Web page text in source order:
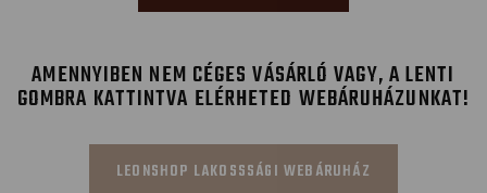
AMENNYIBEN NEM CÉGES VÁSÁRLÓ VAGY, A LENTI
GOMBRA KATTINTVA ELÉRHETED WEBÁRUHÁZUNKAT!
LEONSHOP LAKOSSSÁGI WEBÁRUHÁZ